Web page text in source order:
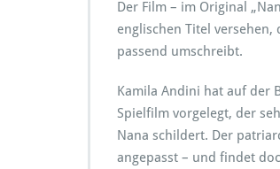
Der Film – im Original
englischen Titel versehen,
passend umschreibt.
Kamila Andini hat auf der
Spielfilm vorgelegt, der
Nana schildert. Der
angepasst – und findet